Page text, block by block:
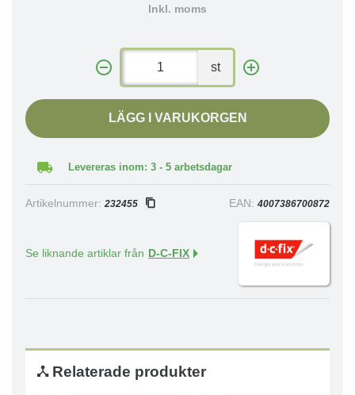
Inkl. moms
st
LÄGG I VARUKORGEN
Levereras inom: 3 - 5 arbetsdagar
Artikelnummer: 232455 EAN: 4007386700872
Se liknande artiklar från D-C-FIX
Relaterade produkter